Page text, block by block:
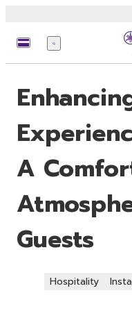
เมนู
A
Guests
Hospitality